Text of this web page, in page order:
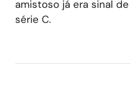
amistoso já era sinal
série C.